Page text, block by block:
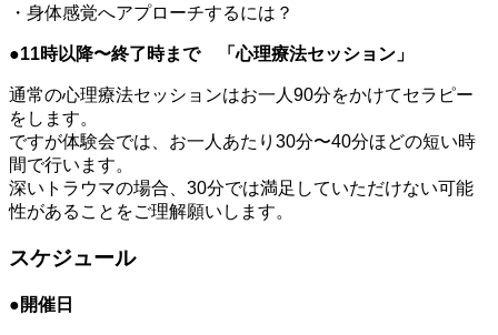
・身体感覚へアプローチするには？
●11時以降〜終了時まで 「心理療法セッション」
通常の心理療法セッションはお一人90分をかけてセラピー
をします。
ですが体験会では、お一人あたり30分〜40分ほどの短い時
間で行います。
深いトラウマの場合、30分では満足していただけない可能
性があることをご理解願いします。
スケジュール
●開催日